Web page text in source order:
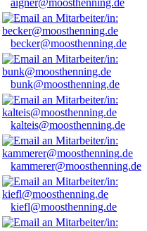
aigner@moosthenning.de
becker@moosthenning.de
bunk@moosthenning.de
kalteis@moosthenning.de
kammerer@moosthenning.de
kiefl@moosthenning.de